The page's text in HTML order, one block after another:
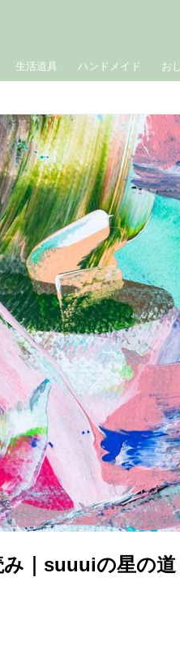
生活道具 ハンドメイド お
み｜suuuiの星の